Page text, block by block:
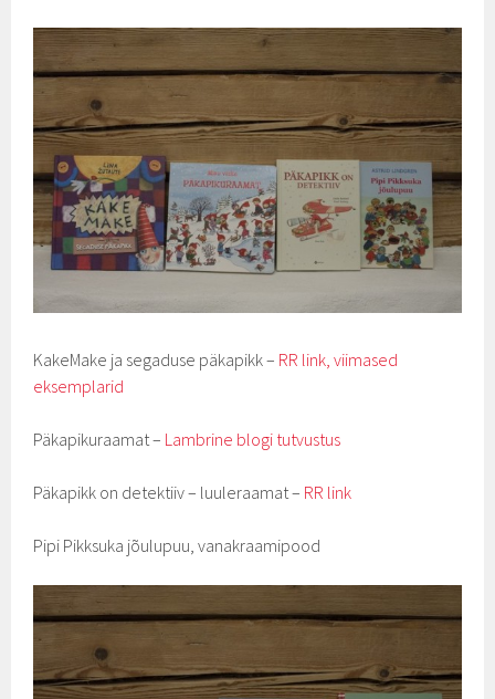
KakeMake ja segaduse päkapikk – RR link, viimased
eksemplarid
Päkapikuraamat – Lambrine blogi tutvustus
Päkapikk on detektiiv – luuleraamat – RR link
Pipi Pikksuka jõulupuu, vanakraamipood